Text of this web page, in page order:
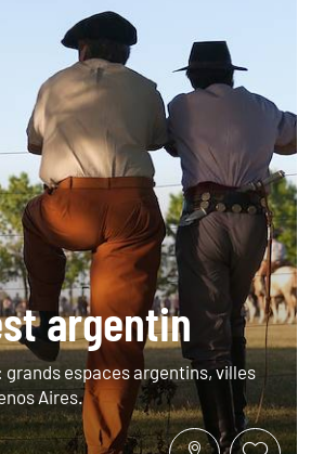
argentin
grands espaces argentins, villes
Aires.